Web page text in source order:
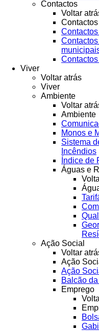
Contactos
Voltar
Contactos
Viver
Voltar atrás
Viver
Ambiente
Voltar
Ambiente
Monos e
Sistema
Incêndios
Índice de
Águas e
Ação Social
Voltar
Ação
Ação
Balcão
Emprego